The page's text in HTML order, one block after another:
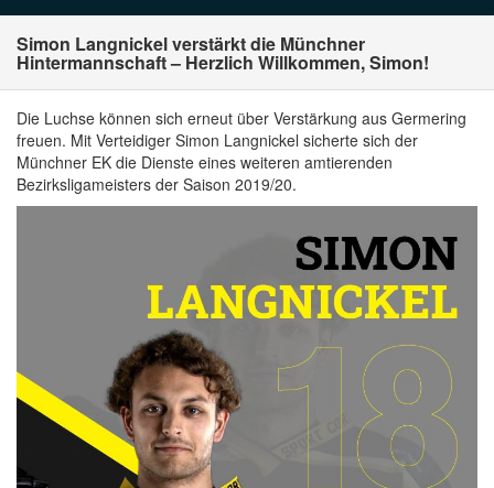
Simon Langnickel verstärkt die Münchner
Hintermannschaft – Herzlich Willkommen, Simon!
Die Luchse können sich erneut über Verstärkung aus Germering
freuen. Mit Verteidiger Simon Langnickel sicherte sich der
Münchner EK die Dienste eines weiteren amtierenden
Bezirksligameisters der Saison 2019/20.